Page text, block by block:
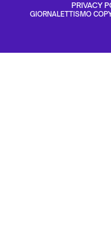
PRIVACY
GIORNALETTISMO